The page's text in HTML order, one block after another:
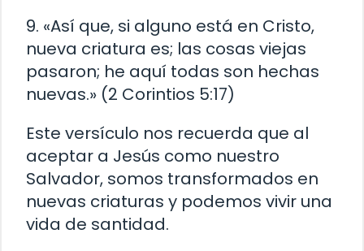
9. «Así que, si alguno está en Cristo,
nueva criatura es; las cosas viejas
pasaron; he aquí todas son hechas
nuevas.» (2 Corintios 5:17)
Este versículo nos recuerda que al
aceptar a Jesús como nuestro
Salvador, somos transformados en
nuevas criaturas y podemos vivir una
vida de santidad.